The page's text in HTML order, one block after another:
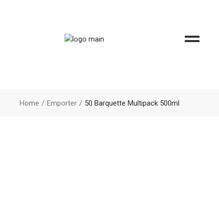
Home Emporter 50 Barquette Multipack 500ml